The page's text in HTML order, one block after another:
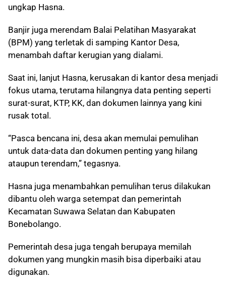
ungkap Hasna.
Banjir juga merendam Balai Pelatihan Masyarakat
(BPM) yang terletak di samping Kantor Desa,
menambah daftar kerugian yang dialami.
Saat ini, lanjut Hasna, kerusakan di kantor desa menjadi
fokus utama, terutama hilangnya data penting seperti
surat-surat, KTP, KK, dan dokumen lainnya yang kini
rusak total.
“Pasca bencana ini, desa akan memulai pemulihan
untuk data-data dan dokumen penting yang hilang
ataupun terendam,” tegasnya.
Hasna juga menambahkan pemulihan terus dilakukan
dibantu oleh warga setempat dan pemerintah
Kecamatan Suwawa Selatan dan Kabupaten
Bonebolango.
Pemerintah desa juga tengah berupaya memilah
dokumen yang mungkin masih bisa diperbaiki atau
digunakan.